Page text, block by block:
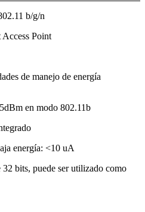
b/g/n
Point
de manejo de energía
en modo 802.11b
energía: <10 uA
32 bits, puede ser utilizado como